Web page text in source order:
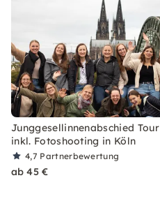
Junggesellinnenabschied Tour
inkl. Fotoshooting in Köln
4,7 Partnerbewertung
ab 45 €